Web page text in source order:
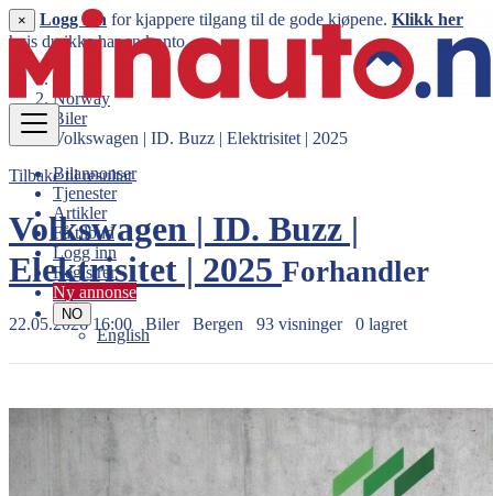
Bilannonser
Tjenester
Artikler
Få tilbud
Logg inn
Registrer
Ny annonse
NO
English
× Logg inn for kjappere tilgang til de gode kjøpene. Klikk her
hvis du ikke har en konto.
Norway
Biler
Volkswagen | ID. Buzz | Elektrisitet | 2025
Tilbake til resultat
Volkswagen | ID. Buzz |
Elektrisitet | 2025 Forhandler
22.05.2026 16:00 Biler Bergen 93 visninger 0 lagret